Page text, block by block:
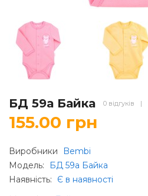
БД 59а Байка 0 відгуків |
155.00 грн
Виробники
Bembi
Модель:
БД 59а Байка
Наявність:
Є в наявності